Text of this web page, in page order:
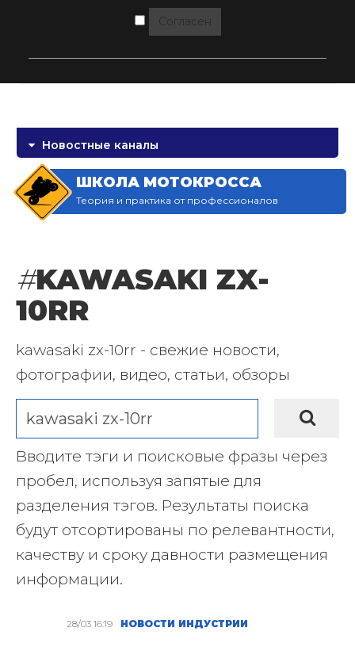
Согласен
Новостные каналы
ШКОЛА МОТОКРОССА
Теория и практика от профессионалов
#KAWASAKI ZX-
10RR
kawasaki zx-10rr - свежие новости,
фотографии, видео, статьи, обзоры
Вводите тэги и поисковые фразы через
пробел, используя запятые для
разделения тэгов. Результаты поиска
будут отсортированы по релевантности,
качеству и сроку давности размещения
информации.
28/03 16:19 НОВОСТИ ИНДУСТРИИ